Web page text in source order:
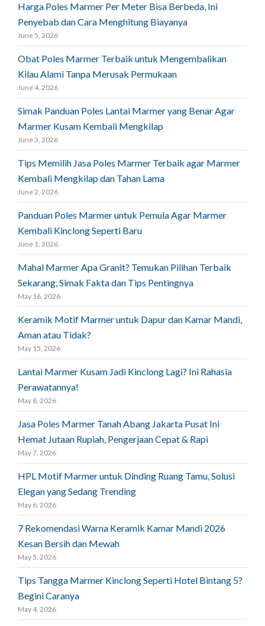
Harga Poles Marmer Per Meter Bisa Berbeda, Ini
Penyebab dan Cara Menghitung Biayanya
June 5, 2026
Obat Poles Marmer Terbaik untuk Mengembalikan
Kilau Alami Tanpa Merusak Permukaan
June 4, 2026
Simak Panduan Poles Lantai Marmer yang Benar Agar
Marmer Kusam Kembali Mengkilap
June 3, 2026
Tips Memilih Jasa Poles Marmer Terbaik agar Marmer
Kembali Mengkilap dan Tahan Lama
June 2, 2026
Panduan Poles Marmer untuk Pemula Agar Marmer
Kembali Kinclong Seperti Baru
June 1, 2026
Mahal Marmer Apa Granit? Temukan Pilihan Terbaik
Sekarang, Simak Fakta dan Tips Pentingnya
May 16, 2026
Keramik Motif Marmer untuk Dapur dan Kamar Mandi,
Aman atau Tidak?
May 15, 2026
Lantai Marmer Kusam Jadi Kinclong Lagi? Ini Rahasia
Perawatannya!
May 8, 2026
Jasa Poles Marmer Tanah Abang Jakarta Pusat Ini
Hemat Jutaan Rupiah, Pengerjaan Cepat & Rapi
May 7, 2026
HPL Motif Marmer untuk Dinding Ruang Tamu, Solusi
Elegan yang Sedang Trending
May 6, 2026
7 Rekomendasi Warna Keramik Kamar Mandi 2026
Kesan Bersih dan Mewah
May 5, 2026
Tips Tangga Marmer Kinclong Seperti Hotel Bintang 5?
Begini Caranya
May 4, 2026